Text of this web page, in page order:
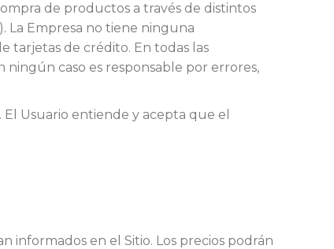
de productos a través de distintos
La Empresa no tiene ninguna
tarjetas de crédito. En todas las
ningún caso es responsable por errores,
Usuario entiende y acepta que el
informados en el Sitio. Los precios podrán